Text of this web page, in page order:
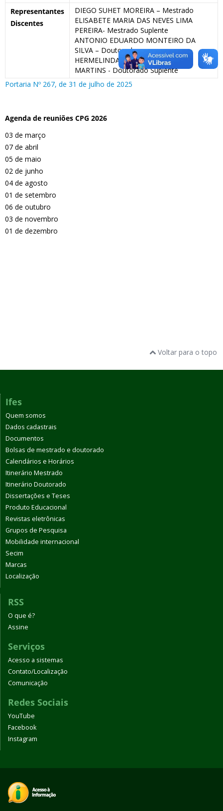
Representantes
Discentes
DIEGO SUHET MOREIRA – Mestrado
ELISABETE MARIA DAS NEVES LIMA
PEREIRA- Mestrado Suplente
ANTONIO EDUARDO MONTEIRO DA
SILVA – Doutorado
HERMELINDA PEIXOTO PEREIRA
MARTINS - Doutorado Suplente
Portaria Nº 267, de 31 de julho de 2025
Agenda de reuniões CPG 2026
03 de março
07 de abril
05 de maio
02 de junho
04 de agosto
01 de setembro
06 de outubro
03 de novembro
01 de dezembro
Voltar para o topo
Ifes
Quem somos
Dados cadastrais
Documentos
Bolsas de mestrado e doutorado
Calendários e Horários
Itinerário Mestrado
Itinerário Doutorado
Dissertações e Teses
Produto Educacional
Revistas eletrônicas
Grupos de Pesquisa
Mobilidade internacional
Secim
Marcas
Localização
RSS
O que é?
Assine
Serviços
Acesso a sistemas
Contato/Localização
Comunicação
Redes Sociais
YouTube
Facebook
Instagram